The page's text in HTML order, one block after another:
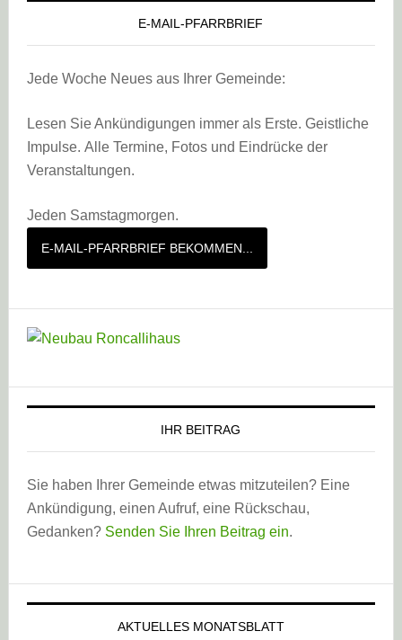
E-MAIL-PFARRBRIEF
Jede Woche Neues aus Ihrer Gemeinde:
Lesen Sie Ankündigungen immer als Erste. Geistliche
Impulse. Alle Termine, Fotos und Eindrücke der
Veranstaltungen.
Jeden Samstagmorgen.
E-MAIL-PFARRBRIEF BEKOMMEN...
IHR BEITRAG
Sie haben Ihrer Gemeinde etwas mitzuteilen? Eine
Ankündigung, einen Aufruf, eine Rückschau,
Gedanken? Senden Sie Ihren Beitrag ein.
AKTUELLES MONATSBLATT